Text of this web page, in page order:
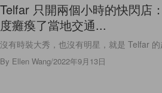
Telfar 只開兩個小時的快閃店
度癱瘓了當地交通...
沒有時裝大秀，也沒有明星，就是 Telfar
By Ellen Wang/2022年9月13日